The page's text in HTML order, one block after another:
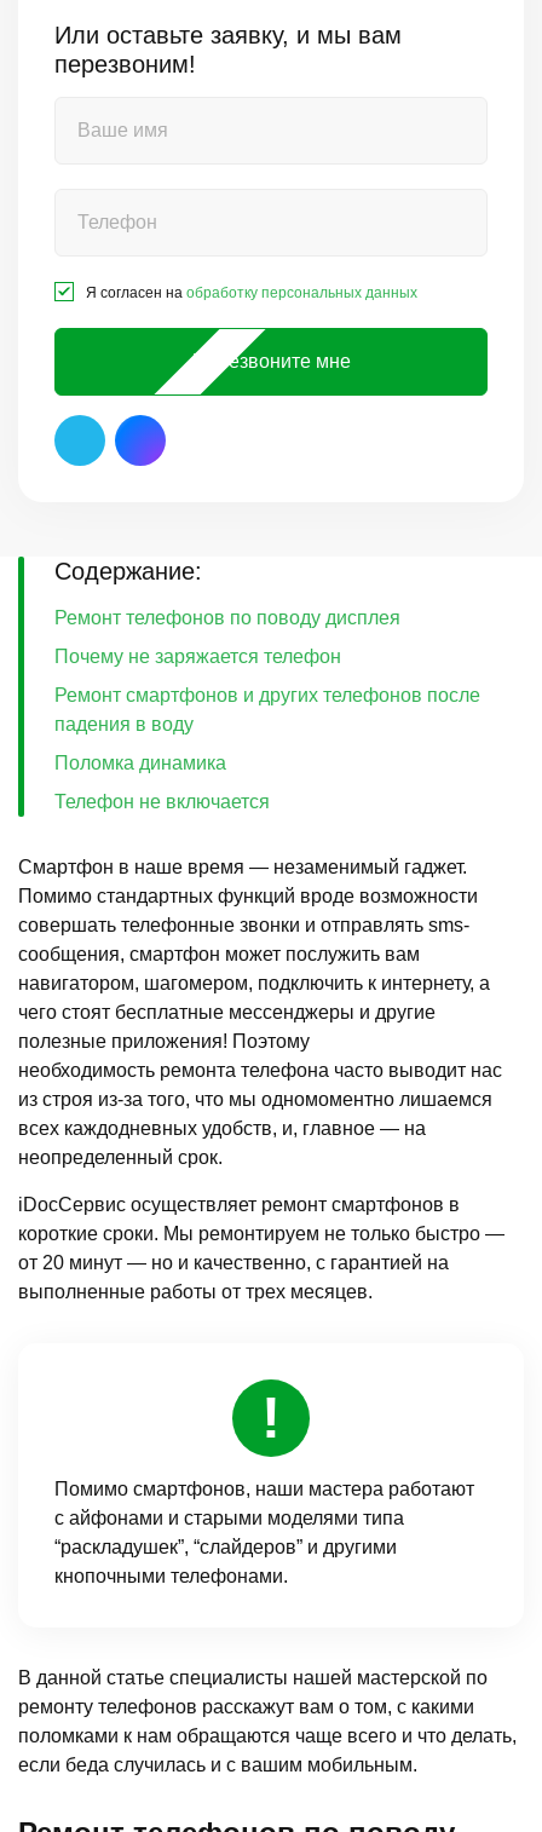
Или оставьте заявку, и мы вам
перезвоним!
Я согласен на обработку персональных данных
Перезвоните мне
Содержание:
Ремонт телефонов по поводу дисплея
Почему не заряжается телефон
Ремонт смартфонов и других телефонов после
падения в воду
Поломка динамика
Телефон не включается
Смартфон в наше время — незаменимый гаджет.
Помимо стандартных функций вроде возможности
совершать телефонные звонки и отправлять sms-
сообщения, смартфон может послужить вам
навигатором, шагомером, подключить к интернету, а
чего стоят бесплатные мессенджеры и другие
полезные приложения! Поэтому
необходимость ремонта телефона часто выводит нас
из строя из-за того, что мы одномоментно лишаемся
всех каждодневных удобств, и, главное — на
неопределенный срок.
iDocСервис осуществляет ремонт смартфонов в
короткие сроки. Мы ремонтируем не только быстро —
от 20 минут — но и качественно, с гарантией на
выполненные работы от трех месяцев.
Помимо смартфонов, наши мастера работают
с айфонами и старыми моделями типа
“раскладушек”, “слайдеров” и другими
кнопочными телефонами.
В данной статье специалисты нашей мастерской по
ремонту телефонов расскажут вам о том, с какими
поломками к нам обращаются чаще всего и что делать,
если беда случилась и с вашим мобильным.